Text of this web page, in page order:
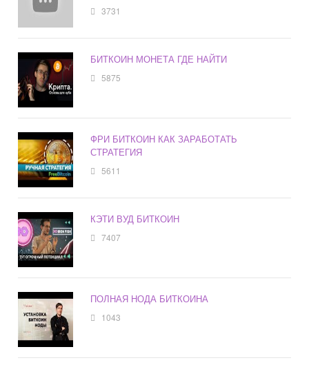
3731
БИТКОИН МОНЕТА ГДЕ НАЙТИ
5875
ФРИ БИТКОИН КАК ЗАРАБОТАТЬ
СТРАТЕГИЯ
5611
КЭТИ ВУД БИТКОИН
7407
ПОЛНАЯ НОДА БИТКОИНА
1043